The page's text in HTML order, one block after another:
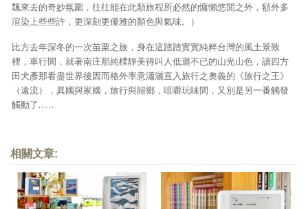
飄來去的奇妙氛圍，往往能在此類旅程所必然的慵懶悠閒之外，額外多
渲染上些些許，更深刻更優雅的顏色與氣味。）
比方去年深冬的一次苗栗之旅，身在這踏踏實實純粹台灣的風土景致
裡，車行間，就著南庄那純樸靜美得叫人低迴不已的山光山色，讀四方
田犬彥那看盡世界後因而格外率意瀟灑直入旅行之奧義的《旅行之王》
（遠流），異國與家國，旅行與歸鄉，咀嚼玩味間，又別是另一番觸發
觸動了……
相關文章: